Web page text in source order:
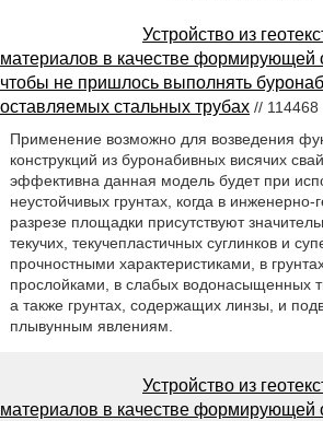
Устройство из
материалов в качестве формирующей
чтобы не пришлось выполнять
оставляемых стальных трубах // 114468
Применение возможно для возведения
конструкций из буронабивных висячих
эффективна данная модель будет при
неустойчивых грунтах, когда в инженерно-
разрезе площадки присутствуют
текучих, текучепластичных суглинков и
прочностными характеристиками, в
прослойками, в слабых водонасыщенных
а также грунтах, содержащих линзы, и
плывунным явлениям.
Устройство из
материалов в качестве формирующей